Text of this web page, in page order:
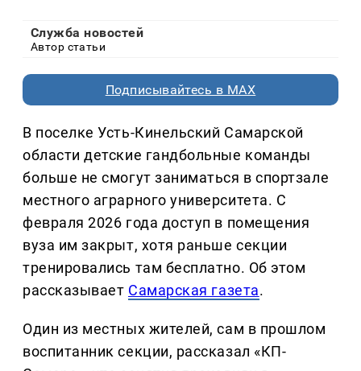
Служба новостей
Автор статьи
Подписывайтесь в MAX
В поселке Усть-Кинельский Самарской
области детские гандбольные команды
больше не смогут заниматься в спортзале
местного аграрного университета. С
февраля 2026 года доступ в помещения
вуза им закрыт, хотя раньше секции
тренировались там бесплатно. Об этом
рассказывает Самарская газета.
Один из местных жителей, сам в прошлом
воспитанник секции, рассказал «КП-